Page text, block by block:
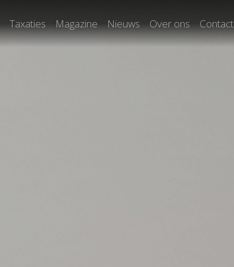
Taxaties Magazine Nieuws Over ons Contact